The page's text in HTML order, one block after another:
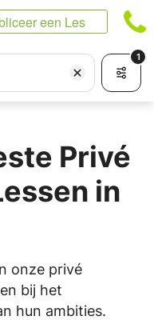
een Les
1
Privé
in
onze privé
bij het
hun ambities.